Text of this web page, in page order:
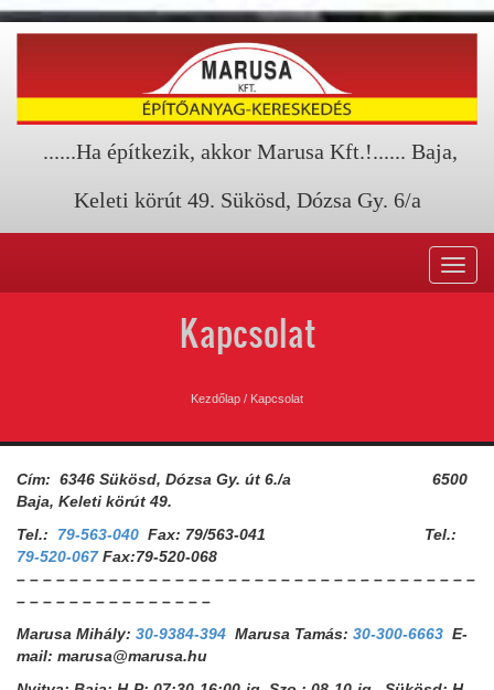
......Ha építkezik, akkor Marusa Kft.!...... Baja,
Keleti körút 49. Sükösd, Dózsa Gy. 6/a
Kapcsolat
Kezdőlap / Kapcsolat
Cím: 6346 Sükösd, Dózsa Gy. út 6./a 6500
Baja, Keleti körút 49.
Tel.: 79-563-040 Fax: 79/563-041 Tel.:
79-520-067Fax:79-520-068
– – – – – – – – – – – – – – – – – – – – – – – – – – – – – – – – – – –
– – – – – – – – – – – – – – –
Marusa Mihály: 30-9384-394 Marusa Tamás: 30-300-6663 E-
mail: marusa@marusa.hu